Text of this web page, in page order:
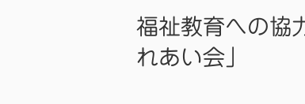
福祉教育への協
れあい会」